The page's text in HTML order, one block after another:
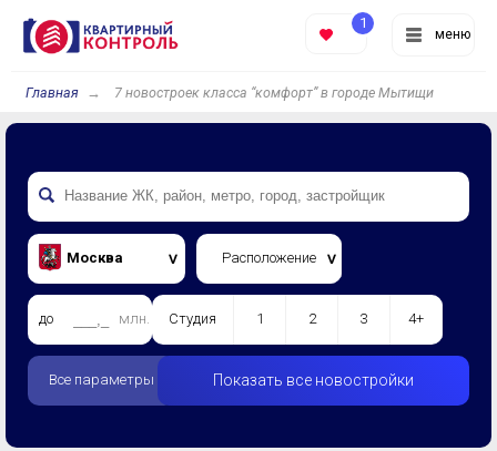
меню
1
Главная 7 новостроек класса “комфорт” в городе Мытищи
Москва Расположение
до млн. Студия 1 2 3 4+
Все параметры Показать все новостройки